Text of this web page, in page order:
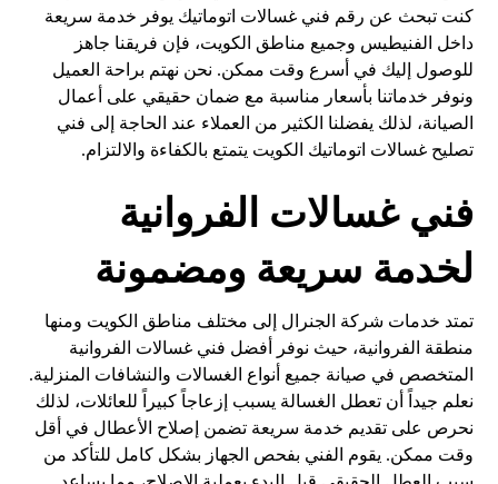
كنت تبحث عن رقم فني غسالات اتوماتيك يوفر خدمة سريعة
داخل الفنيطيس وجميع مناطق الكويت، فإن فريقنا جاهز
للوصول إليك في أسرع وقت ممكن. نحن نهتم براحة العميل
ونوفر خدماتنا بأسعار مناسبة مع ضمان حقيقي على أعمال
الصيانة، لذلك يفضلنا الكثير من العملاء عند الحاجة إلى فني
تصليح غسالات اتوماتيك الكويت يتمتع بالكفاءة والالتزام.
فني غسالات الفروانية
لخدمة سريعة ومضمونة
تمتد خدمات شركة الجنرال إلى مختلف مناطق الكويت ومنها
منطقة الفروانية، حيث نوفر أفضل فني غسالات الفروانية
المتخصص في صيانة جميع أنواع الغسالات والنشافات المنزلية.
نعلم جيداً أن تعطل الغسالة يسبب إزعاجاً كبيراً للعائلات، لذلك
نحرص على تقديم خدمة سريعة تضمن إصلاح الأعطال في أقل
وقت ممكن. يقوم الفني بفحص الجهاز بشكل كامل للتأكد من